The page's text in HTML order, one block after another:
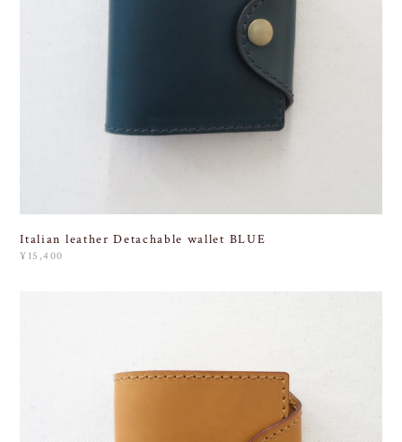
Italian leather Detachable wallet BLUE
¥15,400